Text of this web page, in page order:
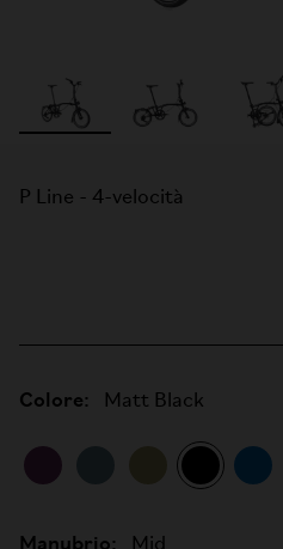
P Line - 4-velocità
Colore: Matt Black
Manubrio: